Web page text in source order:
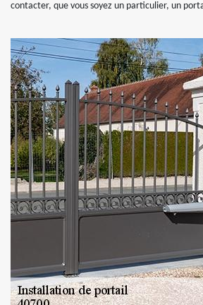
contacter, que vous soyez un particulier, un